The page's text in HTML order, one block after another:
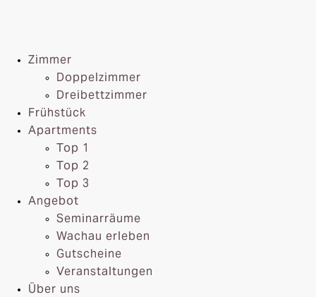
Zimmer
Doppelzimmer
Dreibettzimmer
Frühstück
Apartments
Top 1
Top 2
Top 3
Angebot
Seminarräume
Wachau erleben
Gutscheine
Veranstaltungen
Über uns